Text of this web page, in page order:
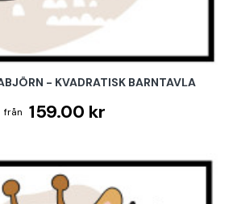
- KVADRATISK BARNTAVLA
159.00 kr